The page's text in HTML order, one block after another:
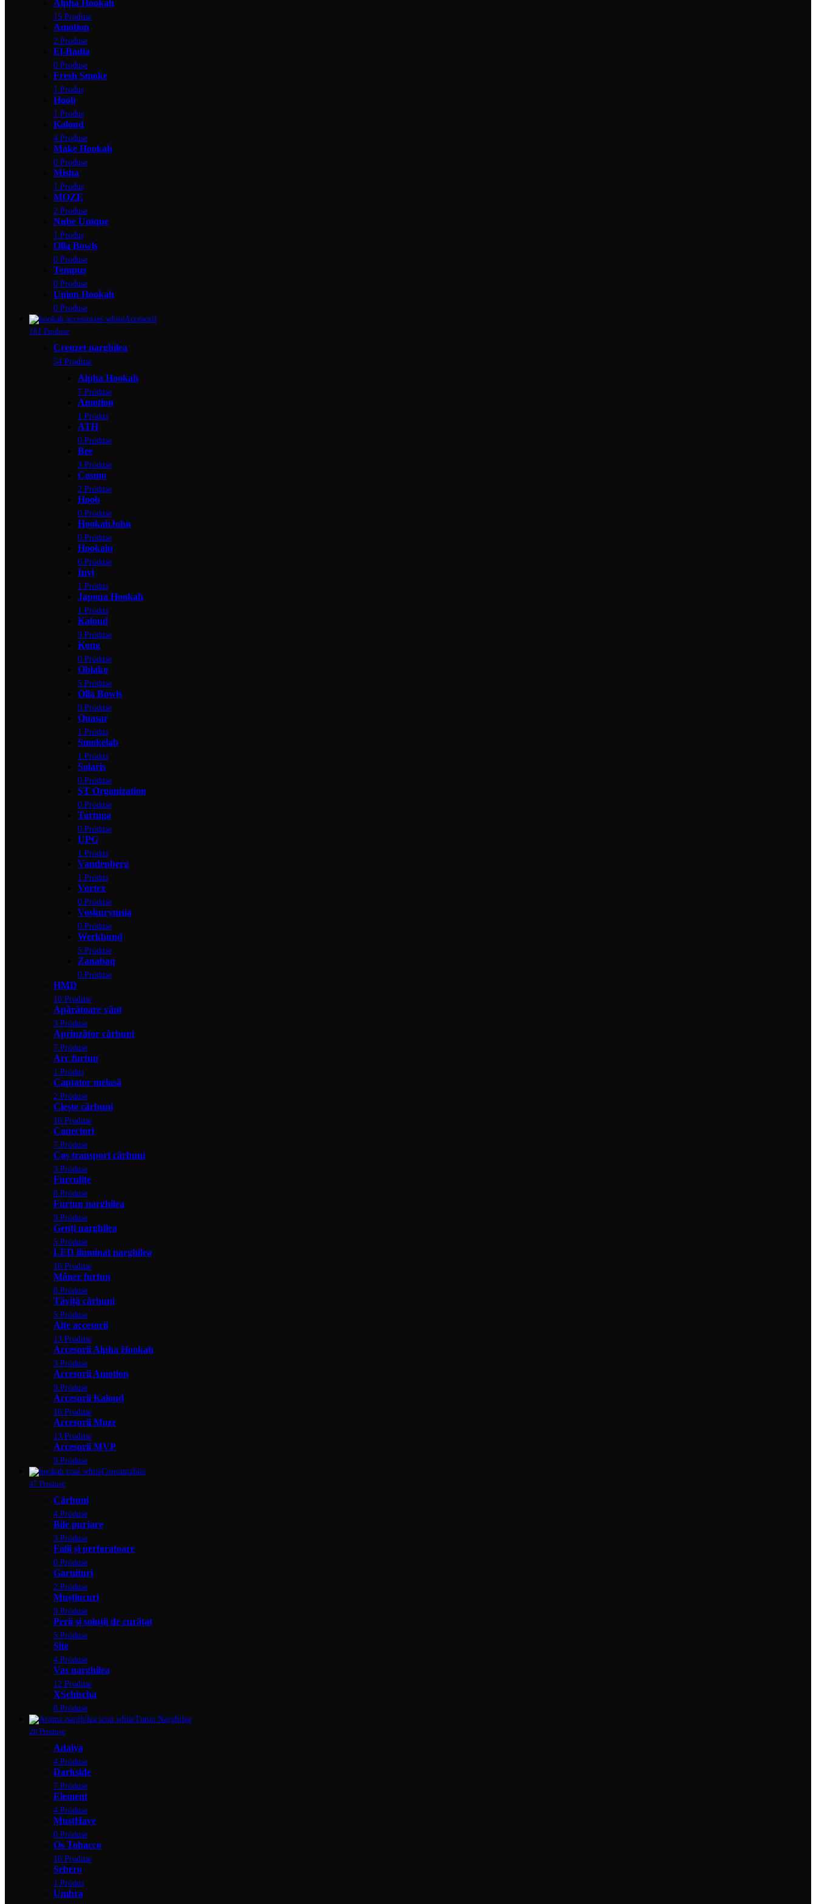
Alpha Hookah
15 Produse
Amotion
2 Produse
El-Badia
0 Produse
Fresh Smoke
1 Produs
Hoob
1 Produs
Kaloud
4 Produse
Make Hookah
0 Produse
Misha
1 Produs
MOZE
2 Produse
Nube Unique
1 Produs
Olla Bowls
0 Produse
Tempus
0 Produse
Union Hookah
0 Produse
Accesorii
181 Produse
Creuzet narghilea
54 Produse
Alpha Hookah
7 Produse
Amotion
1 Produs
ATH
0 Produse
Bee
3 Produse
Cosmo
2 Produse
Hoob
0 Produse
HookahJohn
0 Produse
Hookain
6 Produse
Invi
1 Produs
Japona Hookah
1 Produs
Kaloud
9 Produse
Kong
0 Produse
Oblako
5 Produse
Olla Bowls
9 Produse
Quasar
1 Produs
Smokelab
1 Produs
Solaris
0 Produse
ST Organization
0 Produse
Tortuga
0 Produse
UPG
1 Produs
Vandenberg
1 Produs
Vortex
0 Produse
Voskurymsia
0 Produse
Werkbund
5 Produse
Zanabaq
0 Produse
HMD
10 Produse
Apărătoare vânt
3 Produse
Aprinzător cărbuni
7 Produse
Arc furtun
1 Produs
Captator melasă
2 Produse
Clește cărbuni
10 Produse
Conectori
7 Produse
Coș transport cărbuni
3 Produse
Furculițe
8 Produse
Furtun narghilea
9 Produse
Genți narghilea
5 Produse
LED iluminat narghilea
10 Produse
Mâner furtun
8 Produse
Tăviță cărbuni
5 Produse
Alte accesorii
13 Produse
Accesorii Alpha Hookah
3 Produse
Accesorii Amotion
9 Produse
Accesorii Kaloud
10 Produse
Accesorii Moze
13 Produse
Accesorii MVP
9 Produse
Consumabile
47 Produse
Cărbuni
4 Produse
Bile purjare
3 Produse
Folii și perforatoare
0 Produse
Garnituri
2 Produse
Muștiucuri
9 Produse
Perii și soluții de curățat
5 Produse
Site
4 Produse
Vas narghilea
12 Produse
XSchischa
8 Produse
Tutun Narghilea
28 Produse
Adalya
4 Produse
Darkside
7 Produse
Element
4 Produse
MustHave
0 Produse
Os Tobacco
10 Produse
Sebero
1 Produs
Umbra